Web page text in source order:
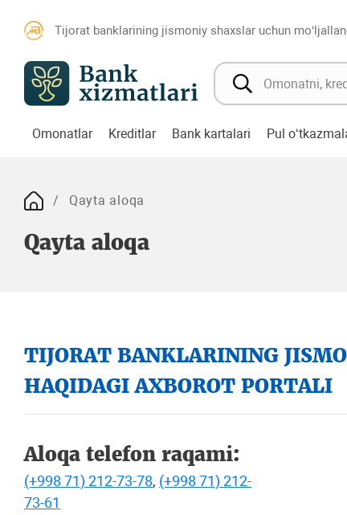
Tijorat banklarining jismoniy shaxslar uchun
Omonatlar Kreditlar Bank kartalari Pul
Qayta aloqa
Qayta aloqa
TIJORAT BANKLARINING
HAQIDAGI AXBOROT PORTALI
Aloqa telefon raqami:
(+998 71) 212-73-78, (+998 71) 212-
73-61